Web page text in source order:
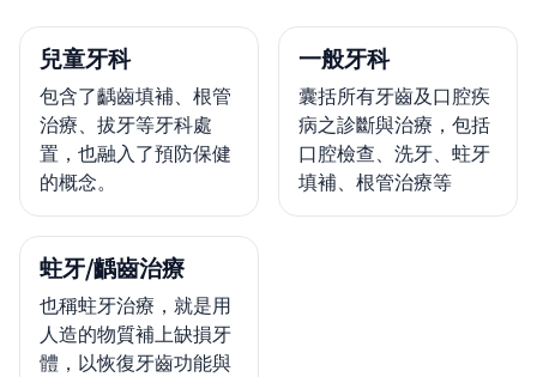
兒童牙科
包含了齲齒填補、根管
治療、拔牙等牙科處
置，也融入了預防保健
的概念。
一般牙科
囊括所有牙齒及口腔疾
病之診斷與治療，包括
口腔檢查、洗牙、蛀牙
填補、根管治療等
蛀牙/齲齒治療
也稱蛀牙治療，就是用
人造的物質補上缺損牙
體，以恢復牙齒功能與